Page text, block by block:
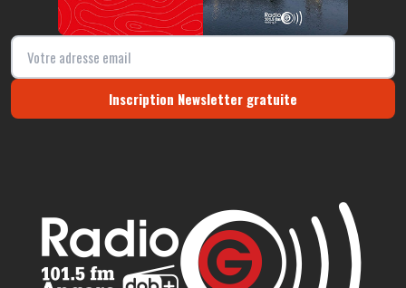
Inscription Newsletter gratuite